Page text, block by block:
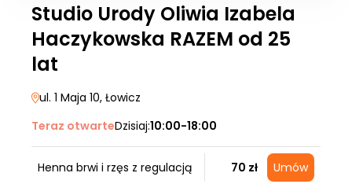
Studio Urody Oliwia Izabela
Haczykowska RAZEM od 25
lat
ul. 1 Maja 10, Łowicz
Teraz otwarteDzisiaj:10:00-18:00
Henna brwi i rzęs z regulacją 70 zł Umów